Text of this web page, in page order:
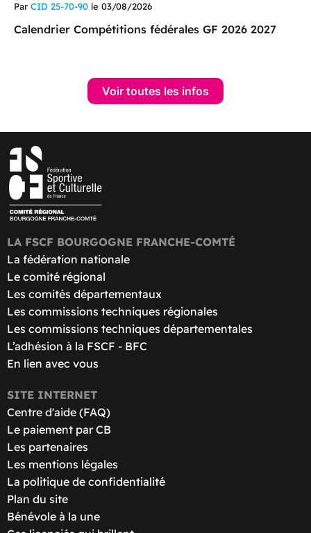
Par CID 25-70-90 le 03/08/2026
Calendrier Compétitions fédérales GF 2026 2027
Voir toutes les infos
LA FSCF BOURGOGNE FRANCHE-COMTÉ
La fédération nationale
Le comité régional
Les comités départementaux
Les commissions techniques régionales
Les commissions techniques départementales
L’adhésion à la FSCF - BFC
En lien avec vous
SITE INTERNET
Centre d'aide (FAQ)
Le paiement par CB
Les partenaires
Les mentions légales
La politique de confidentialité
Plan du site
Bénévole à la une